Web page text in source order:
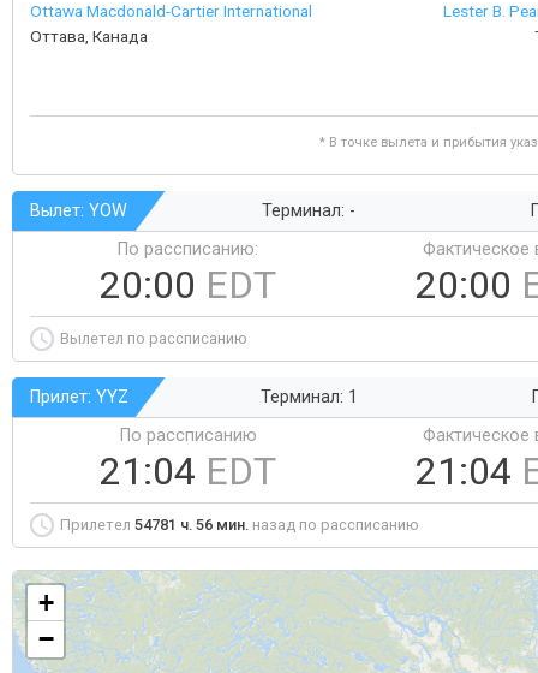
Ottawa Macdonald-Cartier International
Оттава, Канада
Lester B.
* В точке вылета и прибытия
Вылет: YOW Терминал: -
По рассписанию:
20:00 EDT
Фактическое
20:00
Вылетел по рассписанию
Прилет: YYZ Терминал: 1
По рассписанию
21:04 EDT
Фактическое
21:04
Прилетел 54781 ч. 56 мин. назад по рассписанию
+
−